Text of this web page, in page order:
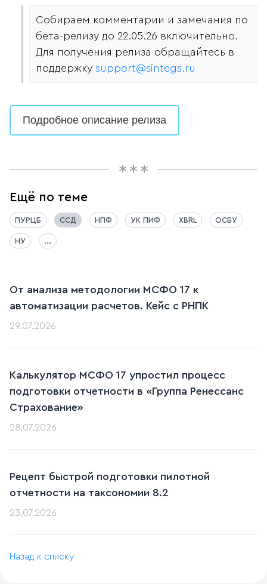
Собираем комментарии и замечания по
бета-релизу до 22.05.26 включительно.
Для получения релиза обращайтесь в
поддержку support@sintegs.ru
Подробное описание релиза
Ещё по теме
ПУРЦБ ССД НПФ УК ПИФ XBRL ОСБУ
НУ ...
От анализа методологии МСФО 17 к
автоматизации расчетов. Кейс c РНПК
29.07.2026
Калькулятор МСФО 17 упростил процесс
подготовки отчетности в «Группа Ренессанс
Страхование»
28.07.2026
Рецепт быстрой подготовки пилотной
отчетности на таксономии 8.2
23.07.2026
Назад к списку